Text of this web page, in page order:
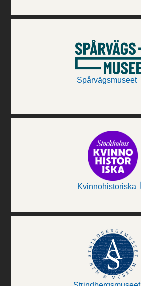
Spårvägsmuseet
Kvinnohistoriska